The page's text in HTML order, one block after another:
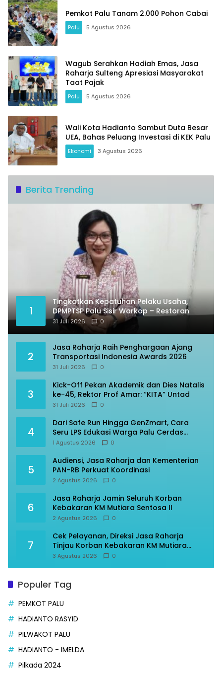
Pemkot Palu Tanam 2.000 Pohon Cabai
Palu 5 Agustus 2026
Wagub Serahkan Hadiah Emas, Jasa
Raharja Sulteng Apresiasi Masyarakat
Taat Pajak
Palu 5 Agustus 2026
Wali Kota Hadianto Sambut Duta Besar
UEA, Bahas Peluang Investasi di KEK Palu
Ekonomi 3 Agustus 2026
Berita Trending
1
Tingkatkan Kepatuhan Pelaku Usaha,
DPMPTSP Palu Sisir Warkop – Restoran
31 Juli 2026 0
2
Jasa Raharja Raih Penghargaan Ajang
Transportasi Indonesia Awards 2026
31 Juli 2026 0
3
Kick-Off Pekan Akademik dan Dies Natalis
ke-45, Rektor Prof Amar: “KITA” Untad
31 Juli 2026 0
4
Dari Safe Run Hingga GenZmart, Cara
Seru LPS Edukasi Warga Palu Cerdas
Finansial
1 Agustus 2026 0
5
Audiensi, Jasa Raharja dan Kementerian
PAN-RB Perkuat Koordinasi
2 Agustus 2026 0
6
Jasa Raharja Jamin Seluruh Korban
Kebakaran KM Mutiara Sentosa II
2 Agustus 2026 0
7
Cek Pelayanan, Direksi Jasa Raharja
Tinjau Korban Kebakaran KM Mutiara
Sentosa II
3 Agustus 2026 0
Populer Tag
PEMKOT PALU
HADIANTO RASYID
PILWAKOT PALU
HADIANTO - IMELDA
Pilkada 2024